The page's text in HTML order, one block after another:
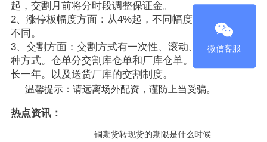
起，交割月前将分时段调整保证金。
2、涨停板幅度方面：从4%起，不同幅度板对应保证金
不同。
3、交割方面：交割方式有一次性、滚动、期转现等多
种方式。仓单分交割库仓单和厂库仓单。仓单有效期最
长一年。以及送货厂库的交割制度。
温馨提示：请远离场外配资，谨防上当受骗。
热点资讯：
铜期货转现货的期限是什么时候
微信客服